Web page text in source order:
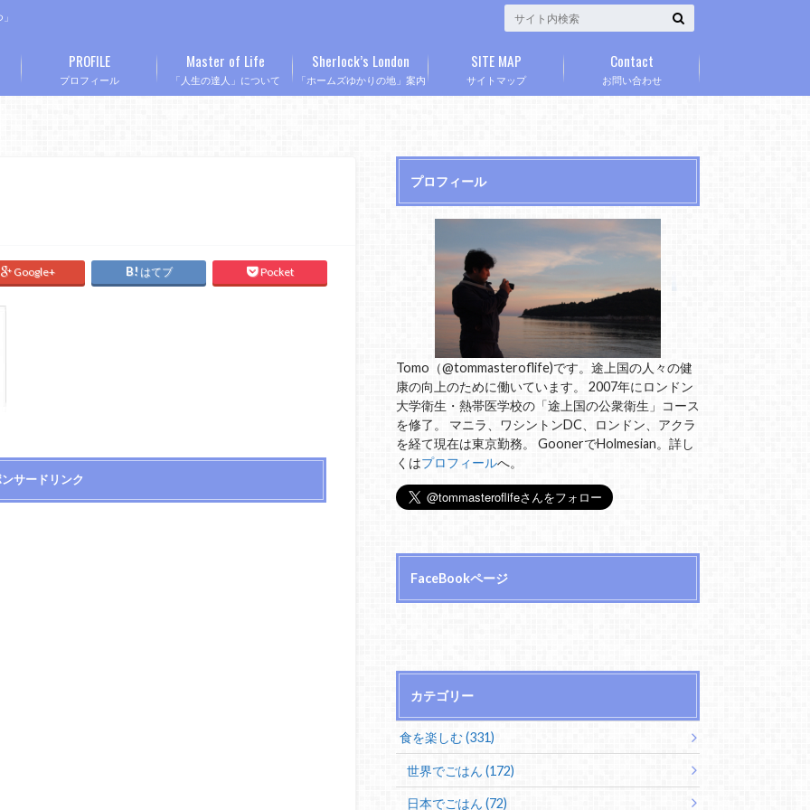
プロフィール
PROFILE
「人生の達人」について
Master of Life
「ホームズゆかりの地」案内
Sherlock’s London
サイトマップ
SITE MAP
お問い合わせ
Contact
Google+ はてブ Pocket
サードリンク
プロフィール
Tomo（@tommasteroflife)です。途上国の人々の健
康の向上のために働いています。 2007年にロンドン
大学衛生・熱帯医学校の「途上国の公衆衛生」コース
を修了。 マニラ、ワシントンDC、ロンドン、アクラ
を経て現在は東京勤務。 GoonerでHolmesian。詳し
くはプロフィールへ。
FaceBookページ
カテゴリー
食を楽しむ (331)
世界でごはん (172)
日本でごはん (72)